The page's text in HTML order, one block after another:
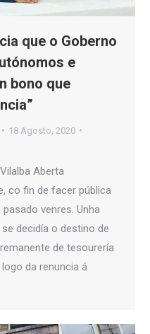
que o Goberno
e
bono que
18 Agosto, 2020
Aberta
co fin de facer pública
venres. Unha
decidía o destino de
de tesourería
da renuncia á